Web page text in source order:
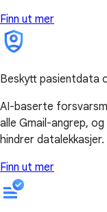
Finn ut mer
Beskytt pasientdata
AI-baserte
alle Gmail-angrep,
hindrer datalekkasjer.
Finn ut mer